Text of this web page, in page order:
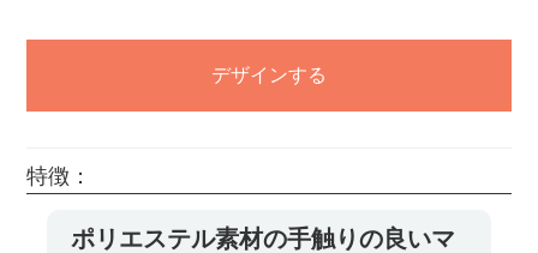
デザインする
特徴：
ポリエステル素材の手触りの良いマ